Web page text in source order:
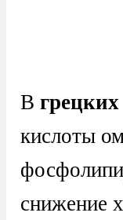
В
кислоты
снижение